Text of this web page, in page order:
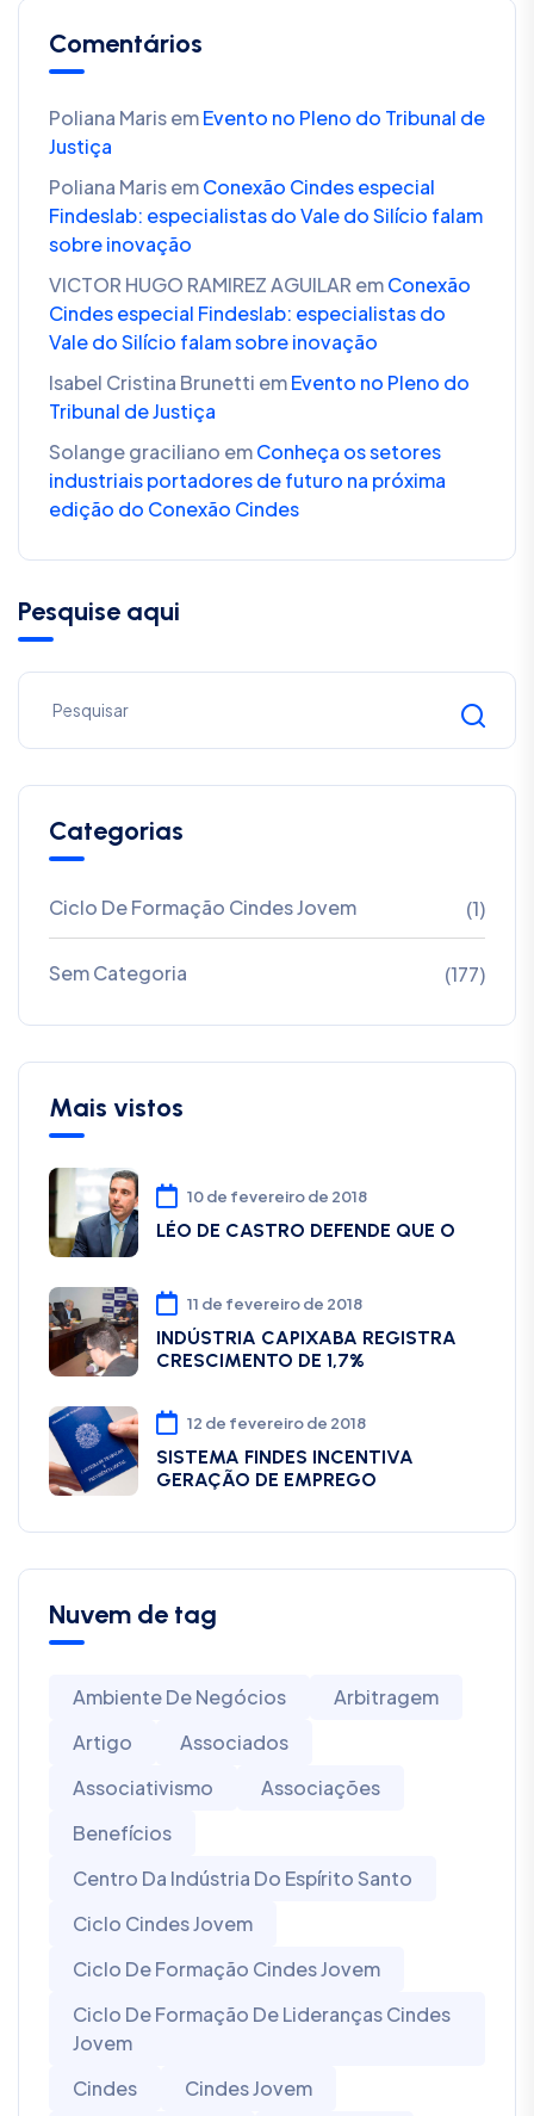
Comentários
Poliana MarisemEvento no Pleno do Tribunal de
Justiça
Poliana MarisemConexão Cindes especial
Findeslab: especialistas do Vale do Silício falam
sobre inovação
VICTOR HUGO RAMIREZ AGUILAR emConexão
Cindes especial Findeslab: especialistas do
Vale do Silício falam sobre inovação
Isabel Cristina Brunetti emEvento no Pleno do
Tribunal de Justiça
Solange graciliano emConheça os setores
industriais portadores de futuro na próxima
edição do Conexão Cindes
Pesquise aqui
Categorias
Ciclo De Formação Cindes Jovem (1)
Sem Categoria (177)
Mais vistos
10 de fevereiro de 2018
LÉO DE CASTRO DEFENDE QUE O
11 de fevereiro de 2018
INDÚSTRIA CAPIXABA REGISTRA
CRESCIMENTO DE 1,7%
12 de fevereiro de 2018
SISTEMA FINDES INCENTIVA
GERAÇÃO DE EMPREGO
Nuvem de tag
Ambiente De Negócios
Arbitragem
Artigo
Associados
Associativismo
Associações
Benefícios
Centro Da Indústria Do Espírito Santo
Ciclo Cindes Jovem
Ciclo De Formação Cindes Jovem
Ciclo De Formação De Lideranças Cindes
Jovem
Cindes
Cindes Jovem